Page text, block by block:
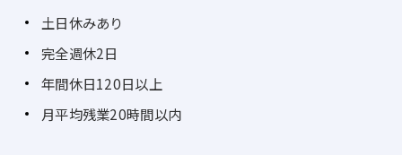
土日休みあり
完全週休2日
年間休日120日以上
月平均残業20時間以内